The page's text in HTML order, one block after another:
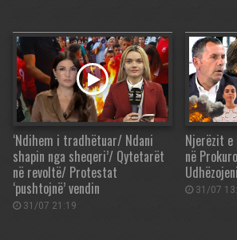
‘Ndihem i tradhëtuar/ Ndani
shapin nga sheqeri’/ Qytetarët
në revoltë/ Protestat
‘pushtojnë’ vendin
31/07 21:19
Njerëzit
në
31/07